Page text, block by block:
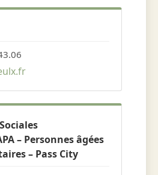
– Personnes âgées
– Pass City